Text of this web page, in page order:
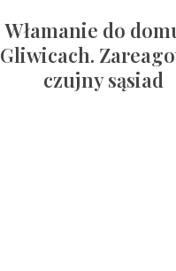
Włamanie do
Gliwicach.
czujny sąsiad